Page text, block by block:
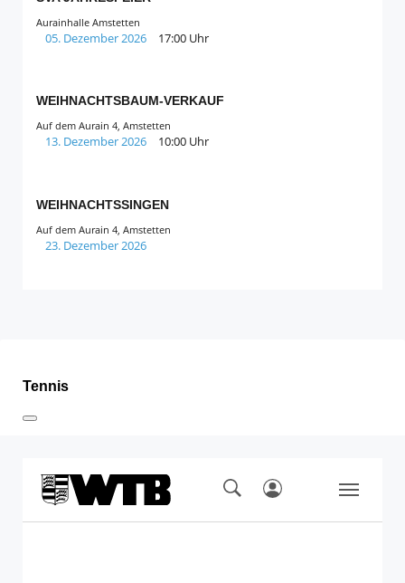
Aurainhalle Amstetten
05. Dezember 2026 17:00 Uhr
WEIHNACHTSBAUM-VERKAUF
Auf dem Aurain 4, Amstetten
13. Dezember 2026 10:00 Uhr
WEIHNACHTSSINGEN
Auf dem Aurain 4, Amstetten
23. Dezember 2026
Tennis